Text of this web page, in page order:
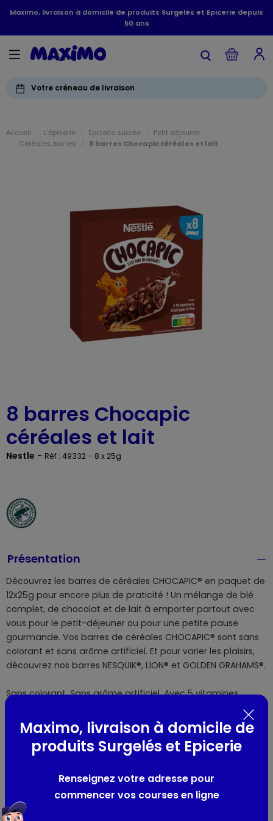
Maximo, livraison à domicile de produits Surgelés et Epicerie depuis
50 ans
Votre créneau de livraison
Accueil L'épicerie Epicerie sucrée
Petit déjeuner
Céréales, barres
8 barres Chocapic céréales et lait
8 barres Chocapic
céréales et lait
Nestle - Réf : 49332 - 8 x 25g
Présentation
Découvrez les barres de céréales CHOCAPIC® en paquet de
12x25g pour encore plus de praticité ! Un mélange de blé
complet, de chocolat et de lait à emporter partout avec
vous pour le petit-déjeuner ou pour une petite pause
gourmande. Vos barres de céréales CHOCAPIC® sont sans
colorant et sans arôme artificiel. Et pour varier les plaisirs,
découvrez nos barres NESQUIK®, LION® et GOLDEN GRAHAMS®.
Sans colorant, Sans arôme artificiel. Avec 5 vitamines,
Composition / Ingrédients / Allergènes
sirop de sucre inverti, chocolat en poudre 11.1 % (sucre,
cacao en poudre*), huiles végétales (Tournesol, coco,
karité), humectants : sirop de sorbitol, glycérol ; LAIT écrémé
Maximo, livraison à domicile de
produits Surgelés et Epicerie
Renseignez votre adresse pour
commencer vos courses en ligne